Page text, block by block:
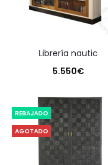
librería nautic
5.550€
REBAJADO
AGOTADO